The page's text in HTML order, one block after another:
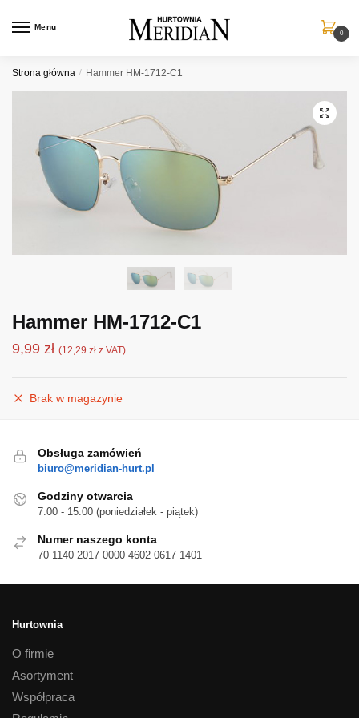
Menu
0
Strona główna / Hammer HM-1712-C1
Hammer HM-1712-C1
9,99 zł (12,29 zł z VAT)
Brak w magazynie
Obsługa zamówień
biuro@meridian-hurt.pl
Godziny otwarcia
7:00 - 15:00 (poniedziałek - piątek)
Numer naszego konta
70 1140 2017 0000 4602 0617 1401
Hurtownia
O firmie
Asortyment
Współpraca